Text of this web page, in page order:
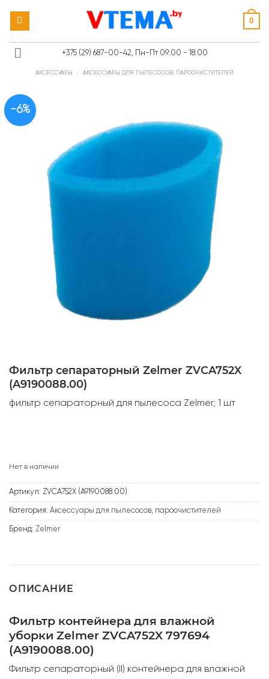
0
+375 (29) 687-00-42, Пн-Пт 09:00 - 18:00
АКСЕССУАРЫ / АКСЕССУАРЫ ДЛЯ ПЫЛЕСОСОВ, ПАРООЧИСТИТЕЛЕЙ
-6%
Фильтр сепараторный Zelmer ZVCA752X
(A9190088.00)
фильтр сепараторный для пылесоса Zelmer; 1 шт
Нет в наличии
Артикул: ZVCA752X (A9190088.00)
Категория: Аксессуары для пылесосов, пароочистителей
Бренд: Zelmer
ОПИСАНИЕ
Фильтр контейнера для влажной
уборки Zelmer ZVCA752X 797694
(A9190088.00)
Фильтр сепараторный (II) контейнера для влажной